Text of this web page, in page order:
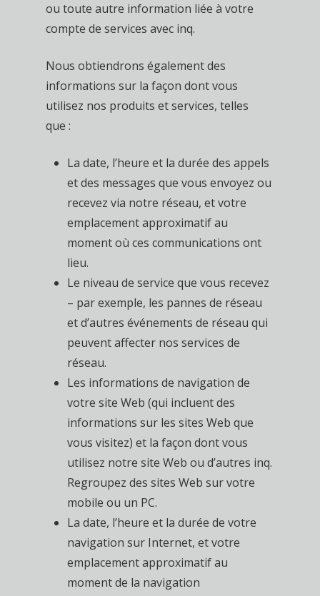
ou toute autre information liée à votre
compte de services avec inq.
Nous obtiendrons également des
informations sur la façon dont vous
utilisez nos produits et services, telles
que :
La date, l’heure et la durée des appels
et des messages que vous envoyez ou
recevez via notre réseau, et votre
emplacement approximatif au
moment où ces communications ont
lieu.
Le niveau de service que vous recevez
– par exemple, les pannes de réseau
et d’autres événements de réseau qui
peuvent affecter nos services de
réseau.
Les informations de navigation de
votre site Web (qui incluent des
informations sur les sites Web que
vous visitez) et la façon dont vous
utilisez notre site Web ou d’autres inq.
Regroupez des sites Web sur votre
mobile ou un PC.
La date, l’heure et la durée de votre
navigation sur Internet, et votre
emplacement approximatif au
moment de la navigation